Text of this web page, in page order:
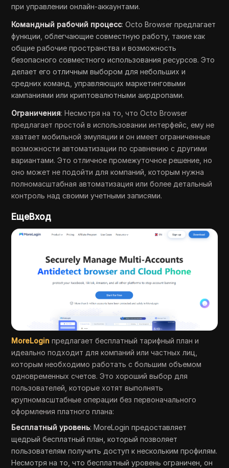
при управлении онлайн-аккаунтами.
Командный рабочий процесс: Octo Browser предлагает
функции, облегчающие совместную работу, такие как
общие рабочие пространства и возможность
безопасного совместного использования ресурсов. Это
делает его отличным выбором для небольших и
средних команд, управляющих маркетинговыми
кампаниями или криптовалютными аирдропами.
Ограничения: Несмотря на то, что Octo Browser
предлагает простой в использовании интерфейс, ему не
хватает мобильной эмуляции и он имеет ограниченные
возможности автоматизации по сравнению с другими
вариантами. Это отличное промежуточное решение, но
оно может не подойти для компаний, которым нужна
полномасштабная автоматизация или более детальный
контроль над своими учетными записями.
ЕщеВход
MoreLogin предлагает бесплатный тарифный план и
идеально подходит для компаний или частных лиц,
которым необходимо работать с большим объемом
одновременных счетов. Это хороший выбор для
пользователей, которые хотят выполнять
крупномасштабные операции без первоначального
оформления платного плана:
Бесплатный уровень: MoreLogin предоставляет
щедрый бесплатный план, который позволяет
пользователям получить доступ к нескольким профилям.
Несмотря на то, что бесплатный уровень ограничен, он